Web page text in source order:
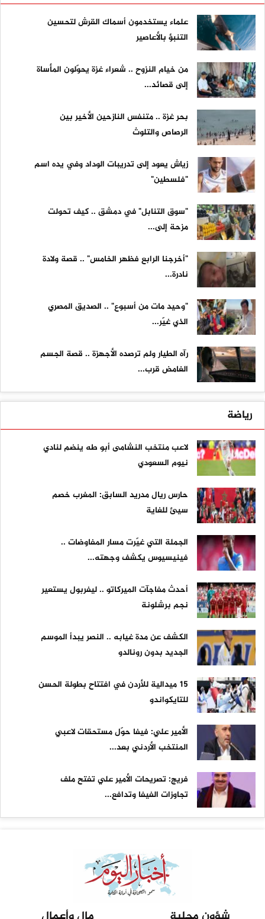
علماء يستخدمون أسماك القرش لتحسين
التنبؤ بالأعاصير
من خيام النزوح .. شعراء غزة يحوّلون المأساة
إلى قصائد...
بحر غزة .. متنفس النازحين الأخير بين
الرصاص والتلوث
زياش يعود إلى تدريبات الوداد وفي يده اسم
"فلسطين"
"سوق التنابل" في دمشق .. كيف تحولت
مزحة إلى...
"أخرجنا الرابع فظهر الخامس" .. قصة ولادة
نادرة...
"وحيد مات من أسبوع" .. الصديق المصري
الذي غيّر...
رآه الطيار ولم ترصده الأجهزة .. قصة الجسم
الغامض قرب...
رياضة
لاعب منتخب النشامى أبو طه ينضم لنادي
نيوم السعودي
حارس ريال مدريد السابق: المغرب خصم
سيئ للغاية
الجملة التي غيّرت مسار المفاوضات ..
فينيسيوس يكشف وجهته...
أحدث مفاجآت الميركاتو .. ليفربول يستعير
نجم برشلونة
الكشف عن مدة غيابه .. النصر يبدأ الموسم
الجديد بدون رونالدو
15 ميدالية للأردن في افتتاح بطولة الحسن
للتايكواندو
الأمير علي: فيفا حوّل مستحقات لاعبي
المنتخب الأردني بعد...
فريج: تصريحات الأمير علي تفتح ملف
تجاوزات الفيفا وتدافع...